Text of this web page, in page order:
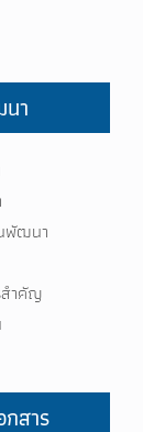
า
พัฒนา
ำคัญ
สาร